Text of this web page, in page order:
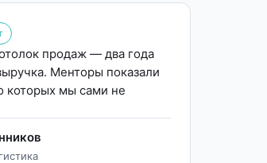
продаж — два года
Менторы показали
которых мы сами не